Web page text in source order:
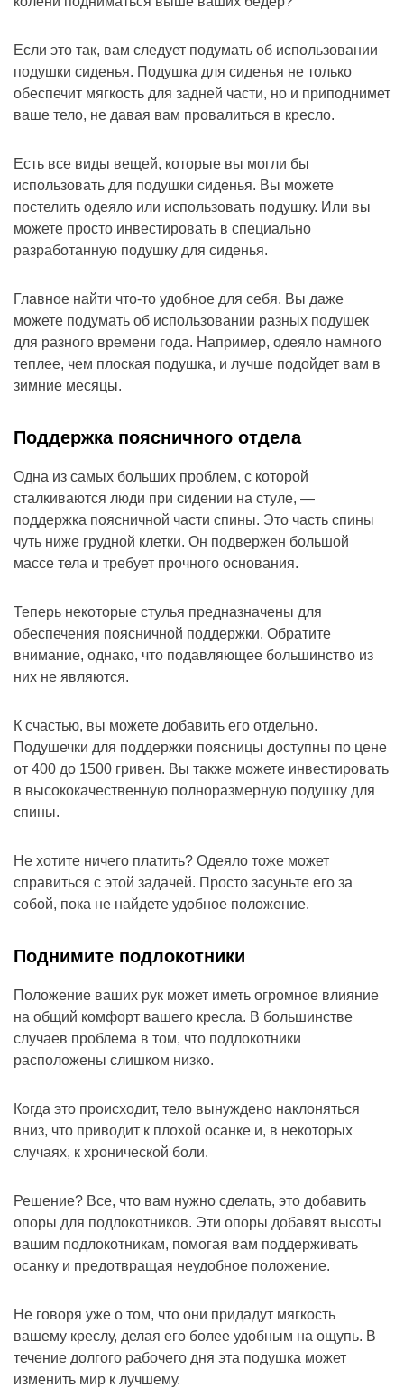
Если это так, вам следует подумать об использовании
подушки сиденья. Подушка для сиденья не только
обеспечит мягкость для задней части, но и приподнимет
ваше тело, не давая вам провалиться в кресло.
Есть все виды вещей, которые вы могли бы
использовать для подушки сиденья. Вы можете
постелить одеяло или использовать подушку. Или вы
можете просто инвестировать в специально
разработанную подушку для сиденья.
Главное найти что-то удобное для себя. Вы даже
можете подумать об использовании разных подушек
для разного времени года. Например, одеяло намного
теплее, чем плоская подушка, и лучше подойдет вам в
зимние месяцы.
Поддержка поясничного отдела
Одна из самых больших проблем, с которой
сталкиваются люди при сидении на стуле, —
поддержка поясничной части спины. Это часть спины
чуть ниже грудной клетки. Он подвержен большой
массе тела и требует прочного основания.
Теперь некоторые стулья предназначены для
обеспечения поясничной поддержки. Обратите
внимание, однако, что подавляющее большинство из
них не являются.
К счастью, вы можете добавить его отдельно.
Подушечки для поддержки поясницы доступны по цене
от 400 до 1500 гривен. Вы также можете инвестировать
в высококачественную полноразмерную подушку для
спины.
Не хотите ничего платить? Одеяло тоже может
справиться с этой задачей. Просто засуньте его за
собой, пока не найдете удобное положение.
Поднимите подлокотники
Положение ваших рук может иметь огромное влияние
на общий комфорт вашего кресла. В большинстве
случаев проблема в том, что подлокотники
расположены слишком низко.
Когда это происходит, тело вынуждено наклоняться
вниз, что приводит к плохой осанке и, в некоторых
случаях, к хронической боли.
Решение? Все, что вам нужно сделать, это добавить
опоры для подлокотников. Эти опоры добавят высоты
вашим подлокотникам, помогая вам поддерживать
осанку и предотвращая неудобное положение.
Не говоря уже о том, что они придадут мягкость
вашему креслу, делая его более удобным на ощупь. В
течение долгого рабочего дня эта подушка может
изменить мир к лучшему.